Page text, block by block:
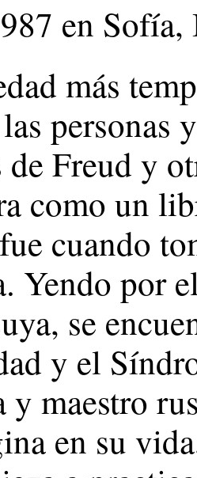
en
más
personas
Freud y
como un
cuando
Yendo por
se
y el
y maestro
en su